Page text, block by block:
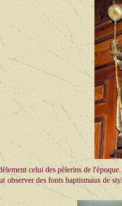
celui des pèlerins de l'époque.
observer des fonts baptismaux de